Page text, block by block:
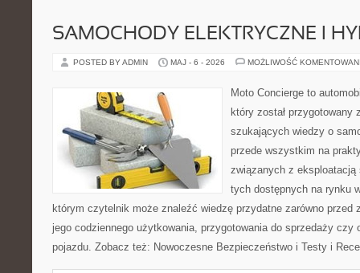
SAMOCHODY ELEKTRYCZNE I
POSTED BY ADMIN MAJ - 6 - 2026 MOŻLIWOŚĆ
Moto Concierge to
który został przygotowany
szukających wiedzy o
przede wszystkim na
związanych z eksploatacją
tych dostępnych na rynku
którym czytelnik może znaleźć wiedzę przydatne zarówno przed
jego codziennego użytkowania, przygotowania do sprzedaży czy
pojazdu. Zobacz też: Nowoczesne Bezpieczeństwo i Testy i